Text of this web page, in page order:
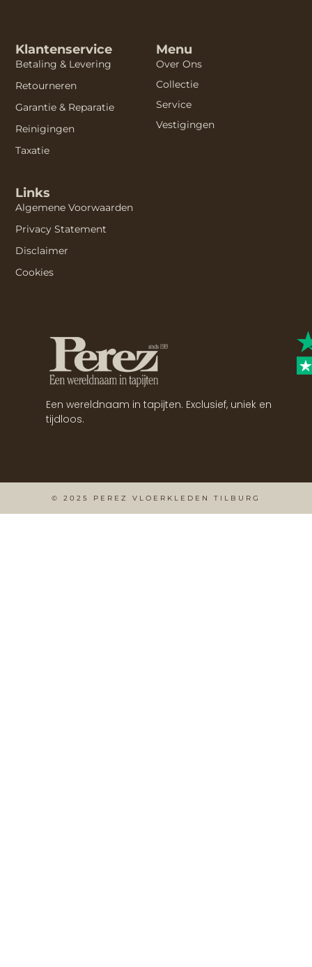
Een wereldnaam in tapijten. Exclusief, uniek en
tijdloos.
Menu
Over Ons
Collectie
Service
Vestigingen
Klantenservice
Betaling & Levering
Retourneren
Garantie & Reparatie
Reinigingen
Taxatie
Links
Algemene Voorwaarden
Privacy Statement
Disclaimer
Cookies
© 2025 PEREZ VLOERKLEDEN TILBURG